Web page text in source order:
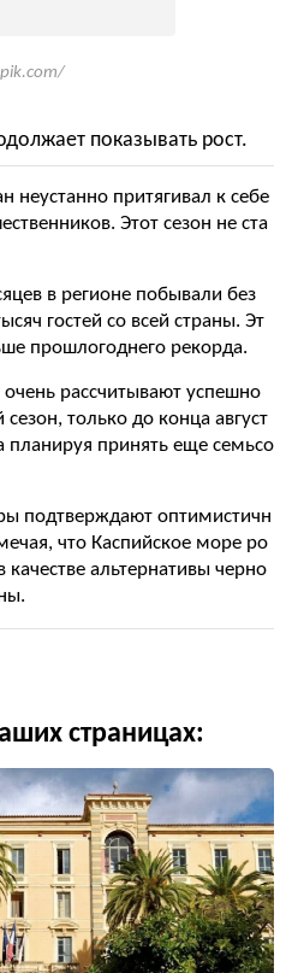
показывать рост.
неустанно притягивал к себе
Этот сезон не ста
в регионе побывали без
гостей со всей страны. Эт
прошлогоднего рекорда.
рассчитывают успешно
только до конца август
планируя принять еще семьсо
подтверждают оптимистичн
что Каспийское море ро
альтернативы черно
страницах: